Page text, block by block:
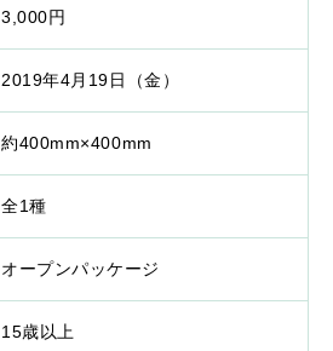
3,000円
2019年4月19日（金）
約400mm×400mm
全1種
オープンパッケージ
15歳以上